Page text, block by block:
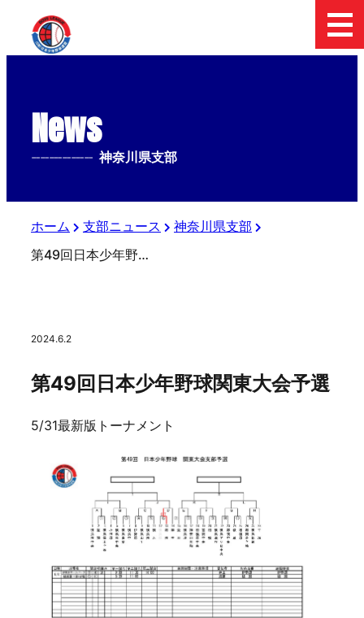
News
-------------- 神奈川県支部
ホーム 支部ニュース
神奈川県支部
第49回日本少年野球関東大会予選
2024.6.2
第49回日本少年野球関東大会予選
5/31最新版トーナメント